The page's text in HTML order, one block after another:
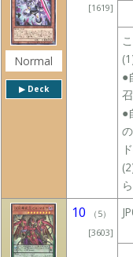
Normal
▶︎ Deck
[1619]
●
●
10 （ 5）
[3603]